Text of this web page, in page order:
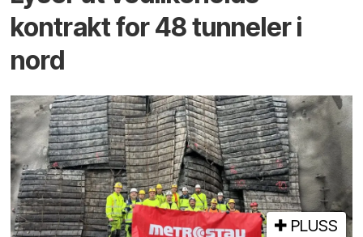
kontrakt for 48 tunneler i
nord
PLUSS